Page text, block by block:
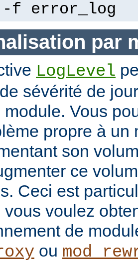
error_log
par
LogLevel
sévérité de
module. Vous
propre à un
son
ce
Ceci est
vous voulez
de
ou